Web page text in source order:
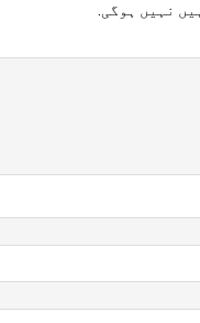
نہيں ہوگی.